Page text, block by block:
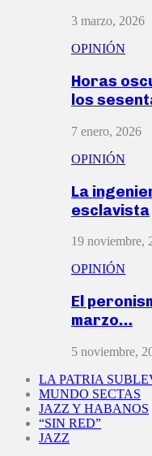
3 marzo, 2026
OPINIÓN
Horas
los
7 enero, 2026
OPINIÓN
La
esclavista
19 noviembre,
OPINIÓN
El
marzo…
5 noviembre,
LA PATRIA
MUNDO SECTAS
JAZZ Y HABANOS
“SIN RED”
JAZZ